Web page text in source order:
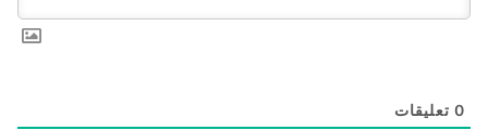
0 تعليقات